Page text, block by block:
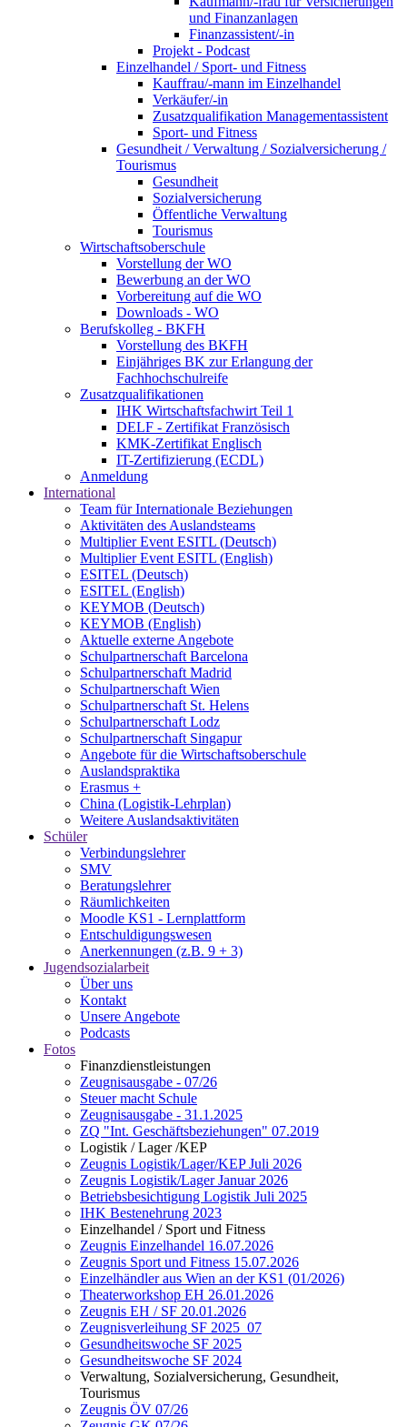
und Finanzanlagen
Finanzassistent/-in
Projekt - Podcast
Einzelhandel / Sport- und Fitness
Kauffrau/-mann im Einzelhandel
Verkäufer/-in
Zusatzqualifikation Managementassistent
Sport- und Fitness
Gesundheit / Verwaltung / Sozialversicherung /
Tourismus
Gesundheit
Sozialversicherung
Öffentliche Verwaltung
Tourismus
Wirtschaftsoberschule
Vorstellung der WO
Bewerbung an der WO
Vorbereitung auf die WO
Downloads - WO
Berufskolleg - BKFH
Vorstellung des BKFH
Einjähriges BK zur Erlangung der
Fachhochschulreife
Zusatzqualifikationen
IHK Wirtschaftsfachwirt Teil 1
DELF - Zertifikat Französisch
KMK-Zertifikat Englisch
IT-Zertifizierung (ECDL)
Anmeldung
International
Team für Internationale Beziehungen
Aktivitäten des Auslandsteams
Multiplier Event ESITL (Deutsch)
Multiplier Event ESITL (English)
ESITEL (Deutsch)
ESITEL (English)
KEYMOB (Deutsch)
KEYMOB (English)
Aktuelle externe Angebote
Schulpartnerschaft Barcelona
Schulpartnerschaft Madrid
Schulpartnerschaft Wien
Schulpartnerschaft St. Helens
Schulpartnerschaft Lodz
Schulpartnerschaft Singapur
Angebote für die Wirtschaftsoberschule
Auslandspraktika
Erasmus +
China (Logistik-Lehrplan)
Weitere Auslandsaktivitäten
Schüler
Verbindungslehrer
SMV
Beratungslehrer
Räumlichkeiten
Moodle KS1 - Lernplattform
Entschuldigungswesen
Anerkennungen (z.B. 9 + 3)
Jugendsozialarbeit
Über uns
Kontakt
Unsere Angebote
Podcasts
Fotos
Finanzdienstleistungen
Zeugnisausgabe - 07/26
Steuer macht Schule
Zeugnisausgabe - 31.1.2025
ZQ "Int. Geschäftsbeziehungen" 07.2019
Logistik / Lager /KEP
Zeugnis Logistik/Lager/KEP Juli 2026
Zeugnis Logistik/Lager Januar 2026
Betriebsbesichtigung Logistik Juli 2025
IHK Bestenehrung 2023
Einzelhandel / Sport und Fitness
Zeugnis Einzelhandel 16.07.2026
Zeugnis Sport und Fitness 15.07.2026
Einzelhändler aus Wien an der KS1 (01/2026)
Theaterworkshop EH 26.01.2026
Zeugnis EH / SF 20.01.2026
Zeugnisverleihung SF 2025_07
Gesundheitswoche SF 2025
Gesundheitswoche SF 2024
Verwaltung, Sozialversicherung, Gesundheit,
Tourismus
Zeugnis ÖV 07/26